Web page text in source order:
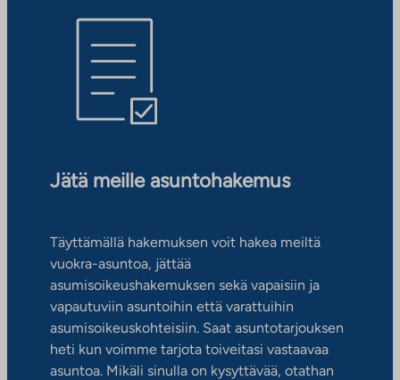
Jätä meille asuntohakemus
Täyttämällä hakemuksen voit hakea meiltä
vuokra-asuntoa, jättää
asumisoikeushakemuksen sekä vapaisiin ja
vapautuviin asuntoihin että varattuihin
asumisoikeuskohteisiin. Saat asuntotarjouksen
heti kun voimme tarjota toiveitasi vastaavaa
asuntoa. Mikäli sinulla on kysyttävää, otathan